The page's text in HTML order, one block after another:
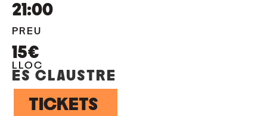
21:00
PREU
15€
LLOC
ES CLAUSTRE
TICKETS